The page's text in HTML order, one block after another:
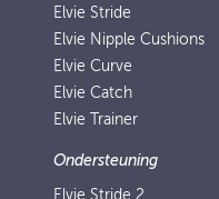
Elvie Stride
Elvie Nipple Cushions
Elvie Curve
Elvie Catch
Elvie Trainer
Ondersteuning
Elvie Stride 2